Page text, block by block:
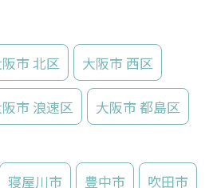
市 北区 大阪市 西区
市 浪速区 大阪市 都島区
寝屋川市 豊中市 吹田市